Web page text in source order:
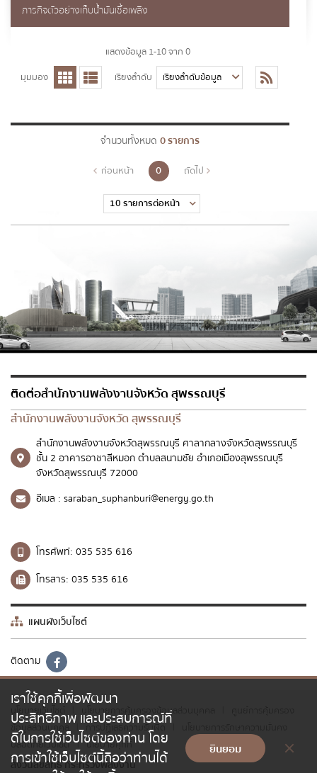
ภารกิจตัวอย่างเก็บน้ำมันเชื้อเพลิง
แสดงข้อมูล 1-10 จาก 0
มุมมอง
เรียงลำดับ
จำนวนทั้งหมด 0 รายการ
ก่อนหน้า 0 ถัดไป
เราใช้คุกกี้เพื่อพัฒนา
ประสิทธิภาพ และประสบการณ์ที่
ดีในการใช้เว็บไซต์ของท่าน โดย
การเข้าใช้เว็บไซต์นี้ถือว่าท่านได้
ยินยอม
ติดต่อสำนักงานพลังงานจังหวัด สุพรรณบุรี
สำนักงานพลังงานจังหวัด สุพรรณบุรี
สำนักงานพลังงานจังหวัดสุพรรณบุรี ศาลากลางจังหวัดสุพรรณบุรี
ชั้น 2 อาคารอาชาสีหมอก ตำบลสนามชัย อำเภอเมืองสุพรรณบุรี
จังหวัดสุพรรณบุรี 72000
อีเมล : saraban_suphanburi@energy.go.th
โทรศัพท์: 035 535 616
โทรสาร: 035 535 616
แผนผังเว็บไซต์
ติดตาม
นโยบายเว็บไซต์ นโยบายการคุ้มครองข้อมูลส่วนบุคคล
ข้อมูลส่วนบุคคล
การปฏิเสธความรับผิด
ปลอดภัยเว็บไซต์
| นโยบายคุกกี้
สงวนลิขสิทธิ์ กระทรวงพลังงาน